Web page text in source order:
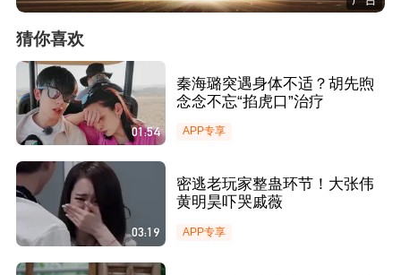
猜你喜欢
01:54
秦海璐突遇身体不适？胡先煦
念念不忘“掐虎口”治疗
APP专享
03:19
密逃老玩家整蛊环节！大张伟
黄明昊吓哭戚薇
APP专享